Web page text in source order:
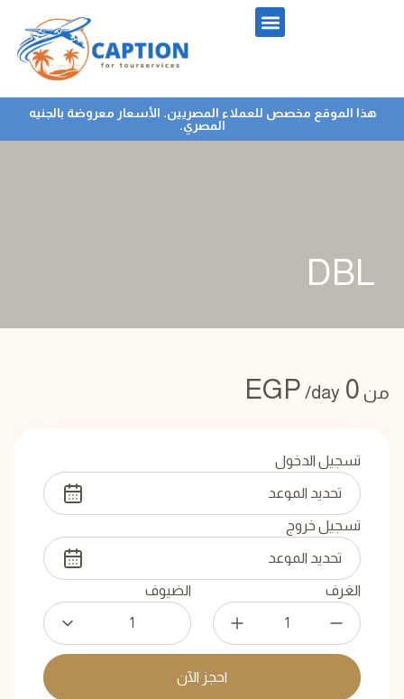
هذا الموقع مخصص للعملاء المصريين. الأسعار معروضة بالجنيه
المصري.
DBL
من 0
EGP /day
تسجيل الدخول
تسجيل خروج
الغرف الضيوف
1
احجز الآن